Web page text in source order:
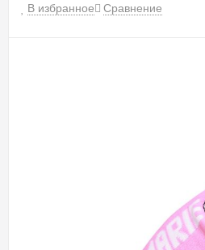
В избранное Сравнение